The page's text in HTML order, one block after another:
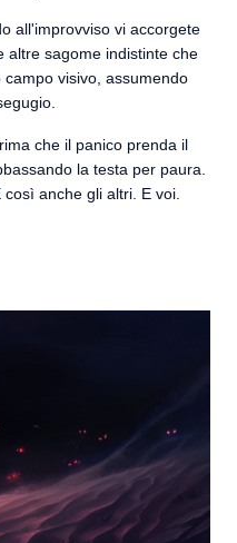
all'improvviso vi accorgete
altre sagome indistinte che
visivo, assumendo
che il panico prenda il
la testa per paura.
anche gli altri. E voi.